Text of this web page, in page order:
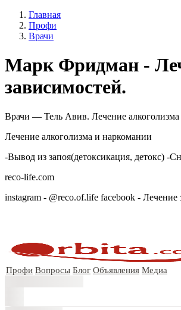
Главная
Профи
Врачи
Марк Фридман -
зависимостей.
Врачи — Тель Авив. Лечение
Лечение алкоголизма и наркомании
-Вывод из запоя(детоксикация, детокс) -
reco-life.com
instagram - @reco.of.life facebook -
Профи Вопросы Блог Объявления Медиа